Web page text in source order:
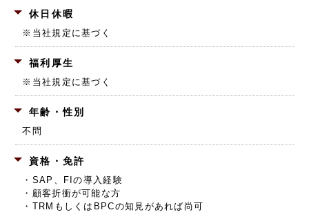
休日休暇
※当社規定に基づく
福利厚生
※当社規定に基づく
年齢・性別
不問
資格・免許
・SAP、FIの導入経験
・顧客折衝が可能な方
・TRMもしくはBPCの知見があれば尚可